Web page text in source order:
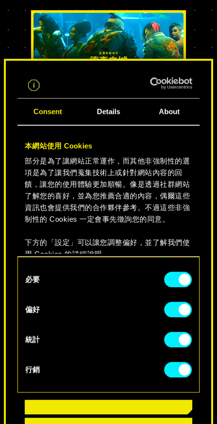
Consent Details About
本網站使用 Cookies
部分是為了讓網站正常運作，而其他非強制性的選
項是為了讓我們蒐集技術上或針對網站內容的回
饋，讓您的使用體驗更加順暢。像是透過社群網站
了解您的喜好，並為您推薦合適的內容，偶爾這些
資訊也會提供我們的合作夥伴參考。不過這些非強
制性的 Cookies 一定會事先徵詢您的同意。
下方的「設定」可以讓您調整偏好，並了解我們使
用 Cookies 的詳細說明。
Selection
必要
偏好
統計
行銷
傳奇之城
永不消逝